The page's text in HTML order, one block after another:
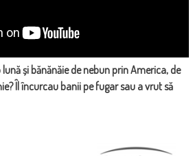
și bănănăie de nebun prin America, de
Îl încurcau banii pe fugar sau a vrut să